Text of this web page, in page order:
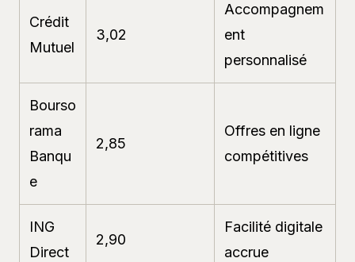
Crédit
Mutuel
3,02
Accompagnem
ent
personnalisé
Bourso
rama
Banqu
e
2,85
Offres en ligne
compétitives
ING
Direct
2,90
Facilité digitale
accrue